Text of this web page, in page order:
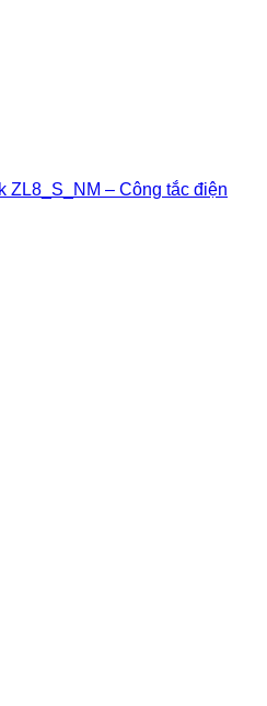
ZL8_S_NM – Công tắc điện